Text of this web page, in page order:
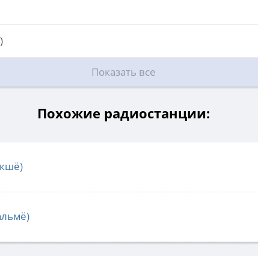
Показать все
Похожие радиостанции: